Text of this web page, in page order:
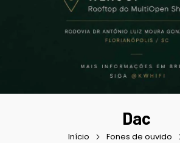
Dac
Início Fones de ouvido